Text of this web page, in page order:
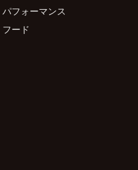
パフォーマンス
フード